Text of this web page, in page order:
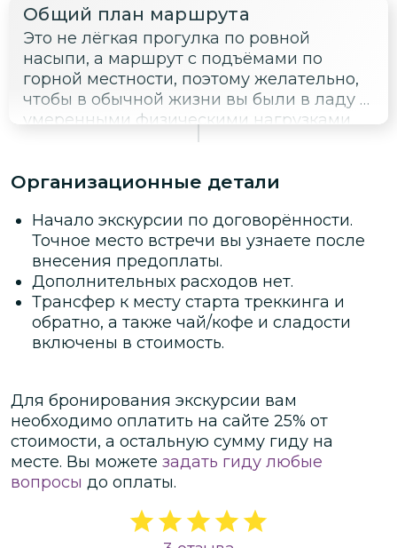
Общий план маршрута
Это не лёгкая прогулка по ровной
насыпи, а маршрут с подъёмами по
горной местности, поэтому желательно,
чтобы в обычной жизни вы были в ладу с
умеренными физическими нагрузками.
Ничего сверхсложного на пути не
энергия и бодрость.
Организационные детали
Начало экскурсии по договорённости.
Точное место встречи вы узнаете после
внесения предоплаты.
Дополнительных расходов нет.
Трансфер к месту старта треккинга и
обратно, а также чай/кофе и сладости
включены в стоимость.
Для бронирования экскурсии вам
необходимо оплатить на сайте 25% от
стоимости, а остальную сумму гиду на
месте. Вы можете задать гиду любые
вопросы до оплаты.